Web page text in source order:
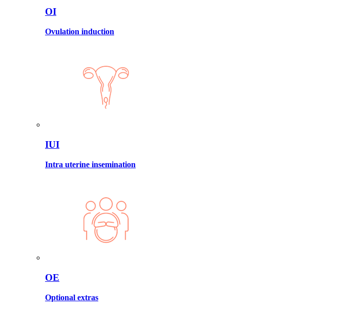
OI
Ovulation induction
IUI
Intra uterine insemination
OE
Optional extras